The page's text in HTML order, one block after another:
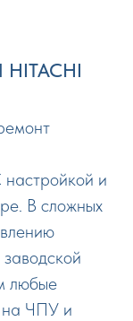
и
В сложных
любые
на ЧПУ и